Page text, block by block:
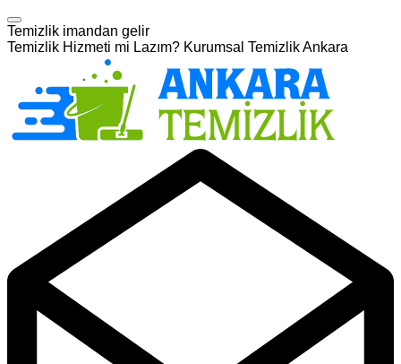
Temizlik imandan gelir
Temizlik Hizmeti mi Lazım? Kurumsal Temizlik Ankara